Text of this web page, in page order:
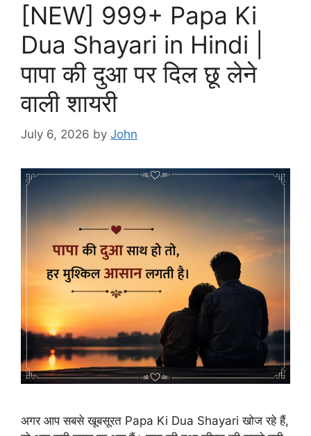
[NEW] 999+ Papa Ki
Dua Shayari in Hindi |
पापा की दुआ पर दिल छू लेने
वाली शायरी
July 6, 2026 by John
अगर आप सबसे खूबसूरत Papa Ki Dua Shayari खोज रहे हैं,